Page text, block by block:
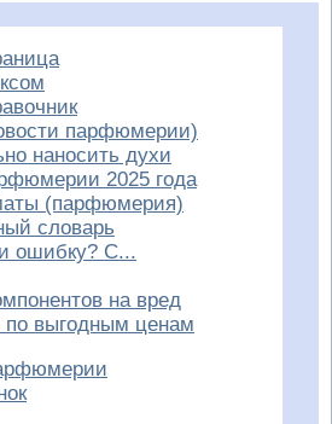
парфюмерии)
наносить духи
2025 года
(парфюмерия)
словарь
ошибку? С...
на вред
по выгодным ценам